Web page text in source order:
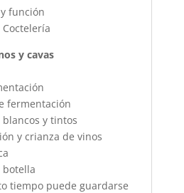
función
y cavas
fermentación
blancos y tintos
y crianza de vinos
botella
tiempo puede guardarse